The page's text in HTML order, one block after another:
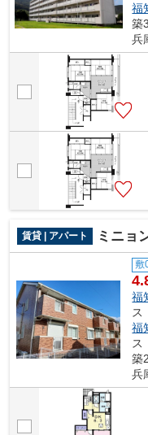
福
築
兵
賃貸 | アパート ミニョ
敷
福
ス
福
ス
築
兵